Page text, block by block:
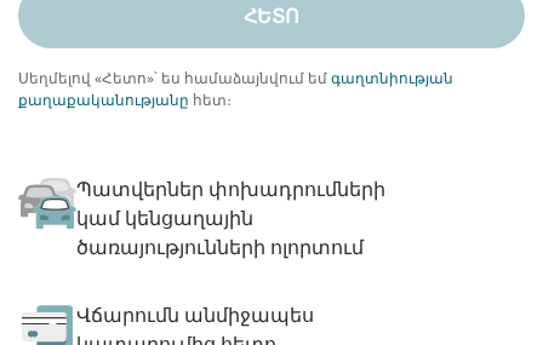
ՀԵՏՈ
Սեղմելով «Հետո»՝ ես համաձայնվում եմգաղտնիության
քաղաքականությանը հետ։
Պատվերներ փոխադրումների
կամ կենցաղային
ծառայությունների ոլորտում
Վճարումն անմիջապես